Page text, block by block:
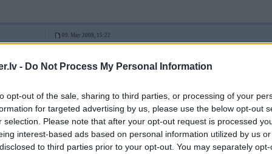
- Do Not Process My Personal Information
opt-out of the sale, sharing to third parties, or processing of your
for targeted advertising by us, please use the below opt-out
selection. Please note that after your opt-out request is processed
interest-based ads based on personal information utilized by us
to third parties prior to your opt-out. You may separately
09. May 2008, 15:22
09 May 2008, 15:17:24 Diegzz rakstīja:
Promats ka var pārdot un uzreiz paņemt jau ar 2,5 kadu aparātu bet nu
Bez vanosa 350 Ls, vadi, kompis, gaisa masa mērītājs vēl naudiņa!